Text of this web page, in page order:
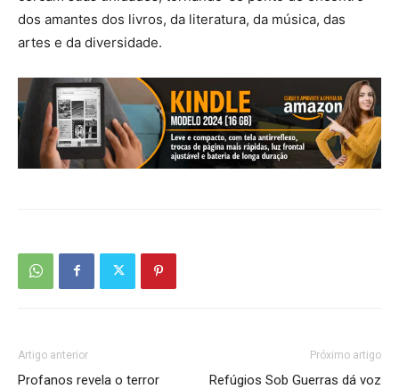
dos amantes dos livros, da literatura, da música, das
artes e da diversidade.
Artigo anterior
Profanos revela o terror
Próximo artigo
Refúgios Sob Guerras dá voz